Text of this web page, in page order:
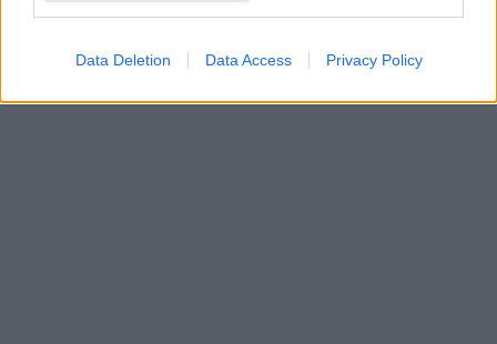
Data Deletion Data Access Privacy Policy